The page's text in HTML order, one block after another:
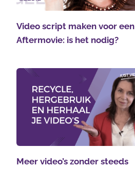
Video script maken voor een
Aftermovie: is het nodig?
Meer video’s zonder steeds